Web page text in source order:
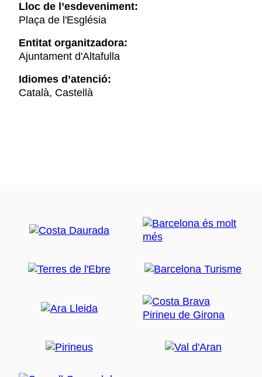
Lloc de l’esdeveniment:
Plaça de l'Església
Entitat organitzadora:
Ajuntament d'Altafulla
Idiomes d’atenció:
Català, Castellà